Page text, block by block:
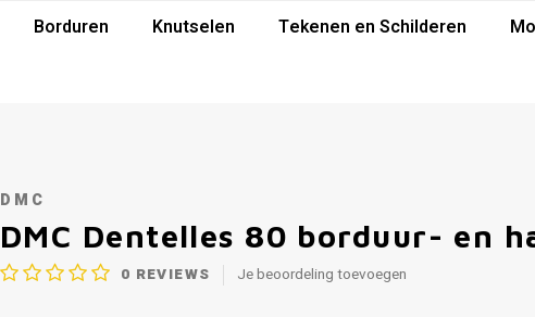
Borduren Knutselen Tekenen en Schilderen
DMC
DMC Dentelles 80 borduur- en
0 REVIEWS Je beoordeling toevoegen